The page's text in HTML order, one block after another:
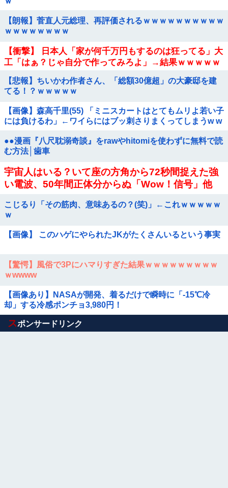
【朗報】菅直人元総理、再評価されるｗｗｗｗｗｗｗｗｗｗ
ｗｗｗｗｗｗｗｗ
【衝撃】 日本人「家が何千万円もするのは狂ってる」大
工「はぁ？じゃ自分で作ってみろよ」→結果ｗｗｗｗｗ
【悲報】ちいかわ作者さん、「総額30億超」の大豪邸を建
てる！？ｗｗｗｗｗ
【画像】森高千里(55) 「ミニスカートはとてもムリよ若い子
には負けるわ」←ワイらにはブッ刺さりまくってしまうw w
●●漫画『八尺耽溺奇談』をrawやhitomiを使わずに無料で読
む方法│歯車
宇宙人はいる？いて座の方角から72秒間捉えた強
い電波、50年間正体分からぬ「Wow！信号」他
こじるり「その筋肉、意味あるの？(笑)」←これｗｗｗｗｗ
ｗ
【画像】 このハゲにやられたJKがたくさんいるという事実
【驚愕】風俗で3Pにハマりすぎた結果ｗｗｗｗｗｗｗｗｗ
ｗwwww
【画像あり】NASAが開発、着るだけで瞬時に「-15℃冷
却」する冷感ポンチョ3,980円！
Powered by livedoor 相互RSS
スポンサードリンク